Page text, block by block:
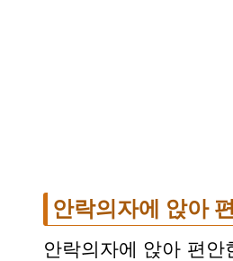
안락의자에 앉아
안락의자에 앉아 편